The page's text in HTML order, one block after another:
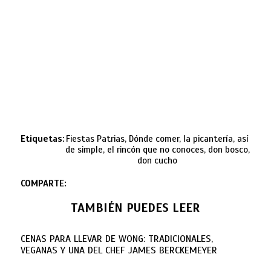
Etiquetas: Fiestas Patrias, Dónde comer, la picantería, así
de simple, el rincón que no conoces, don bosco,
don cucho
COMPARTE:
TAMBIÉN PUEDES LEER
CENAS PARA LLEVAR DE WONG: TRADICIONALES,
VEGANAS Y UNA DEL CHEF JAMES BERCKEMEYER